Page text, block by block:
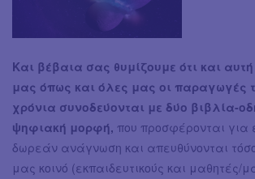
Και βέβαια σας θυμίζουμε ότι και
μας όπως και όλες μας οι παραγωγές
χρόνια συνοδεύονται με δύο βιβλία-
ψηφιακή μορφή, που προσφέρονται για
δωρεάν ανάγνωση και απευθύνονται
μας κοινό (εκπαιδευτικούς και μαθητές/